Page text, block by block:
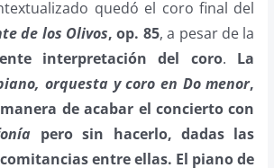
quedó el coro final del
de los Olivos, op. 85, a pesar de la
interpretación del coro. La
orquesta y coro en Do menor,
de acabar el concierto con
pero sin hacerlo, dadas las
entre ellas. El piano de